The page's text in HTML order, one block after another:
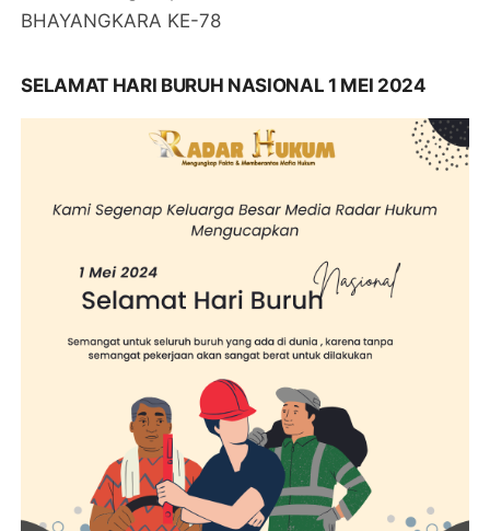
BHAYANGKARA KE-78
SELAMAT HARI BURUH NASIONAL 1 MEI 2024